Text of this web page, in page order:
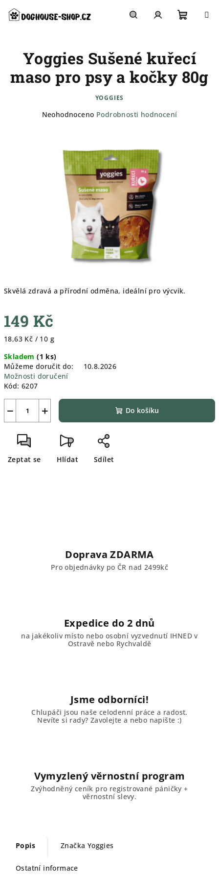
obsah
košík
Skvělá zdravá a přírodní odměna, ideální pro výcvik.
149 Kč
Měrná
18,63 Kč / 10 g
Skladem(1 ks)
Můžeme doručit do:
10.8.2026
Možnosti doručení
Kód: 6207
+
− Do košíku
Zeptat se Hlídat Sdílet
Yoggies Sušené kuřecí
maso pro psy a kočky 80g
YOGGIES
Průměrné
hvězdiček.
Neohodnoceno Podrobnosti hodnocení
Doprava ZDARMA
Pro objednávky po ČR nad 2499kč
Expedice do 2 dnů
na jakékoliv místo nebo osobní vyzvednutí IHNED v
Ostravě nebo Rychvaldě
Jsme odborníci!
Chlupáči jsou naše celodenní práce a radost.
Nevíte si rady? Zavolejte a nebo napište :)
Vymyzlený věrnostní program
Zvýhodněný ceník pro registrované páničky +
věrnostní slevy.
Popis Značka Yoggies
Ostatní informace